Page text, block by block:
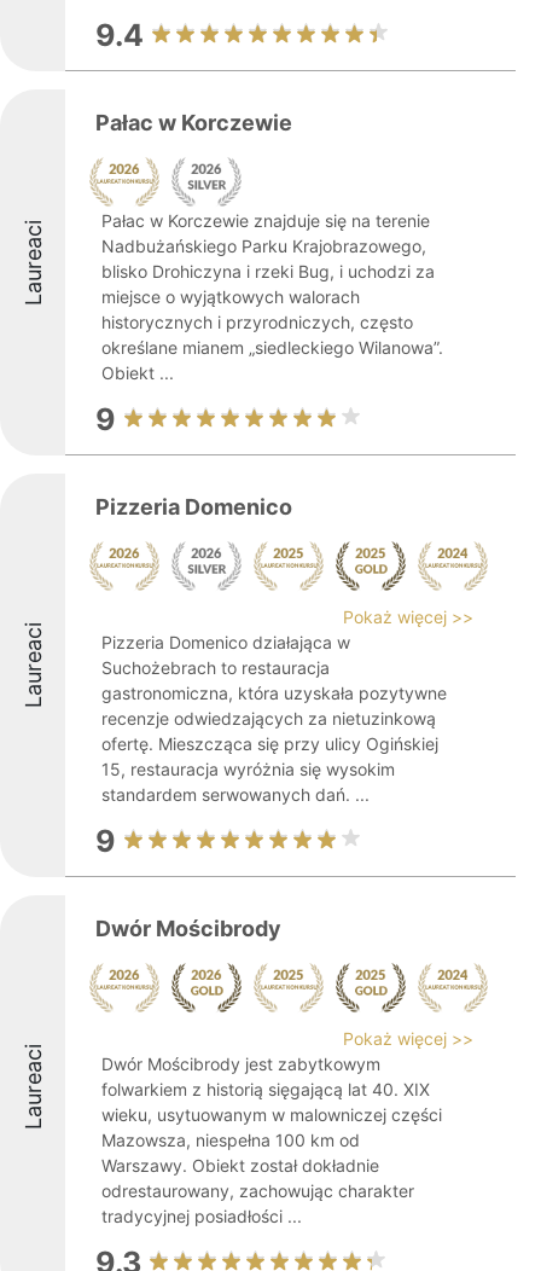
9.4
Laureaci
Pałac w Korczewie
Pałac w Korczewie znajduje się na terenie
Nadbużańskiego Parku Krajobrazowego,
blisko Drohiczyna i rzeki Bug, i uchodzi za
miejsce o wyjątkowych walorach
historycznych i przyrodniczych, często
określane mianem „siedleckiego Wilanowa”.
Obiekt ...
9
Laureaci
Pizzeria Domenico
Pokaż więcej >>
Pizzeria Domenico działająca w
Suchożebrach to restauracja
gastronomiczna, która uzyskała pozytywne
recenzje odwiedzających za nietuzinkową
ofertę. Mieszcząca się przy ulicy Ogińskiej
15, restauracja wyróżnia się wysokim
standardem serwowanych dań. ...
9
Laureaci
Dwór Mościbrody
Pokaż więcej >>
Dwór Mościbrody jest zabytkowym
folwarkiem z historią sięgającą lat 40. XIX
wieku, usytuowanym w malowniczej części
Mazowsza, niespełna 100 km od
Warszawy. Obiekt został dokładnie
odrestaurowany, zachowując charakter
tradycyjnej posiadłości ...
9.3